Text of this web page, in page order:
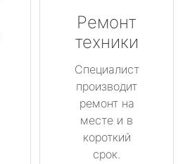
Ремонт
техники
Специалист
производит
ремонт на
месте и в
короткий
срок.